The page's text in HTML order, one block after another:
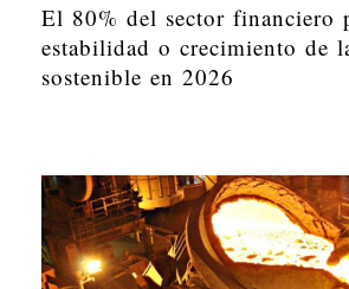
El 80% del sector financiero
estabilidad o crecimiento de
sostenible en 2026